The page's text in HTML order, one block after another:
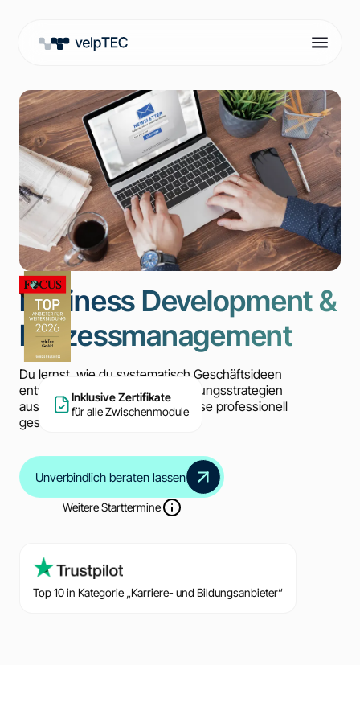
Inklusive Zertifikate
für alle Zwischenmodule
Business Development &
Prozessmanagement
Du lernst, wie du systematisch Geschäftsideen
entwickelst, passende Finanzierungsstrategien
auswählst und Geschäftsprozesse professionell
gestaltest sowie optimierst.
Unverbindlich beraten lassen
Weitere Starttermine
Top 10 in Kategorie „Karriere- und Bildungsanbieter“